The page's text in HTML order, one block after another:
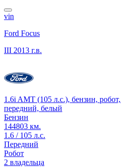
vin
Ford Focus
III 2013 г.в.
1.6i AMT (105 л.с.), бензин,
передний, белый
Бензин
144803 км.
1.6 / 105 л.с.
Передний
Робот
2 владельца